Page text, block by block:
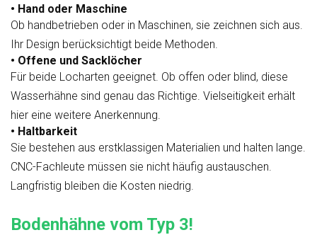
• Hand oder Maschine
Ob handbetrieben oder in Maschinen, sie zeichnen sich aus.
Ihr Design berücksichtigt beide Methoden.
• Offene und Sacklöcher
Für beide Locharten geeignet. Ob offen oder blind, diese
Wasserhähne sind genau das Richtige. Vielseitigkeit erhält
hier eine weitere Anerkennung.
• Haltbarkeit
Sie bestehen aus erstklassigen Materialien und halten lange.
CNC-Fachleute müssen sie nicht häufig austauschen.
Langfristig bleiben die Kosten niedrig.
Bodenhähne vom Typ 3!